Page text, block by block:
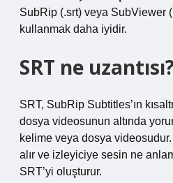
SubRip (.srt) veya SubViewer
kullanmak daha iyidir.
SRT ne
SRT, SubRip Subtitles’ın
dosya videosunun altında
kelime veya dosya
alır ve izleyiciye sesin ne
SRT’yi oluşturur.